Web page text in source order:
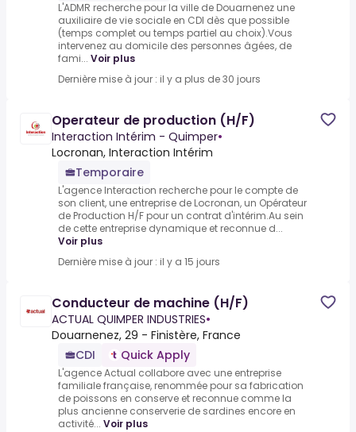
L'ADMR recherche pour la ville de Douarnenez une
auxiliaire de vie sociale en CDI dès que possible
(temps complet ou temps partiel au choix).Vous
intervenez au domicile des personnes âgées, de
fami... Voir plus
Dernière mise à jour : il y a plus de 30 jours
Operateur de production (H/F)
Interaction Intérim - Quimper•
Locronan, Interaction Intérim
Temporaire
L'agence Interaction recherche pour le compte de
son client, une entreprise de Locronan, un Opérateur
de Production H/F pour un contrat d'intérim.Au sein
de cette entreprise dynamique et reconnue d...
Voir plus
Dernière mise à jour : il y a 15 jours
Conducteur de machine (H/F)
ACTUAL QUIMPER INDUSTRIES•
Douarnenez, 29 - Finistère, France
CDI
Quick Apply
L'agence Actual collabore avec une entreprise
familiale française, renommée pour sa fabrication
de poissons en conserve et reconnue comme la
plus ancienne conserverie de sardines encore en
activité... Voir plus